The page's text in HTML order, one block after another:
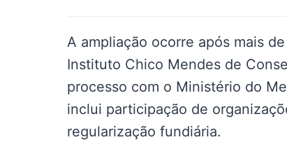
A ampliação ocorre após mais
Instituto Chico Mendes de
processo com o Ministério do
inclui participação de
regularização fundiária.